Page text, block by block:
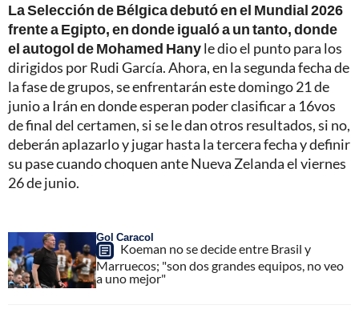
La Selección de Bélgica debutó en el Mundial 2026
frente a Egipto, en donde igualó a un tanto, donde
el autogol de Mohamed Hanyle dio el punto para los
dirigidos por Rudi García. Ahora, en la segunda fecha de
la fase de grupos, se enfrentarán este domingo 21 de
junio a Irán en donde esperan poder clasificar a 16vos
de final del certamen, si se le dan otros resultados, si no,
deberán aplazarlo y jugar hasta la tercera fecha y definir
su pase cuando choquen ante Nueva Zelanda el viernes
26 de junio.
Gol Caracol
Koeman no se decide entre Brasil y
Marruecos; "son dos grandes equipos, no veo
a uno mejor"